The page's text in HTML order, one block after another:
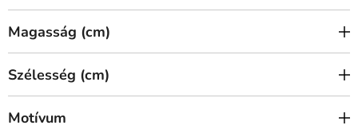
Magasság (cm)
Szélesség (cm)
Motívum